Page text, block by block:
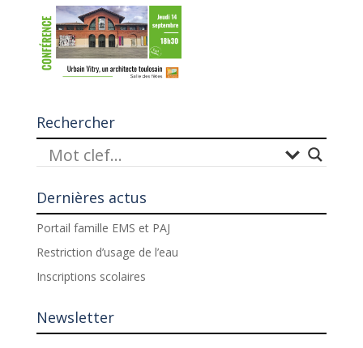
Rechercher
Dernières actus
Portail famille EMS et PAJ
Restriction d’usage de l’eau
Inscriptions scolaires
Newsletter